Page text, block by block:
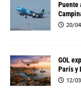
Puente
20/
GOL
París y
12/